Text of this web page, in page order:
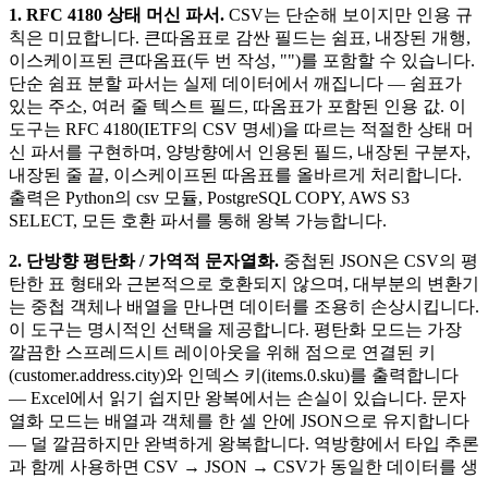
1. RFC 4180 상태 머신 파서. CSV는 단순해 보이지만 인용 규
칙은 미묘합니다. 큰따옴표로 감싼 필드는 쉼표, 내장된 개행,
이스케이프된 큰따옴표(두 번 작성, "")를 포함할 수 있습니다.
단순 쉼표 분할 파서는 실제 데이터에서 깨집니다 — 쉼표가
있는 주소, 여러 줄 텍스트 필드, 따옴표가 포함된 인용 값. 이
도구는 RFC 4180(IETF의 CSV 명세)을 따르는 적절한 상태 머
신 파서를 구현하며, 양방향에서 인용된 필드, 내장된 구분자,
내장된 줄 끝, 이스케이프된 따옴표를 올바르게 처리합니다.
출력은 Python의 csv 모듈, PostgreSQL COPY, AWS S3
SELECT, 모든 호환 파서를 통해 왕복 가능합니다.
2. 단방향 평탄화 / 가역적 문자열화. 중첩된 JSON은 CSV의 평
탄한 표 형태와 근본적으로 호환되지 않으며, 대부분의 변환기
는 중첩 객체나 배열을 만나면 데이터를 조용히 손상시킵니다.
이 도구는 명시적인 선택을 제공합니다. 평탄화 모드는 가장
깔끔한 스프레드시트 레이아웃을 위해 점으로 연결된 키
(customer.address.city)와 인덱스 키(items.0.sku)를 출력합니다
— Excel에서 읽기 쉽지만 왕복에서는 손실이 있습니다. 문자
열화 모드는 배열과 객체를 한 셀 안에 JSON으로 유지합니다
— 덜 깔끔하지만 완벽하게 왕복합니다. 역방향에서 타입 추론
과 함께 사용하면 CSV → JSON → CSV가 동일한 데이터를 생